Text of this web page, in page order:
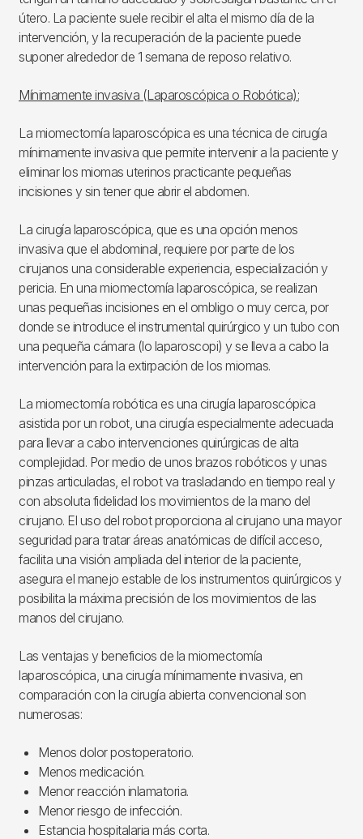
útero. La paciente suele recibir el alta el mismo día de la
intervención, y la recuperación de la paciente puede
suponer alrededor de 1 semana de reposo relativo.
Mínimamente invasiva (Laparoscópica o Robótica):
La miomectomía laparoscópica es una técnica de cirugía
mínimamente invasiva que permite intervenir a la paciente y
eliminar los miomas uterinos practicante pequeñas
incisiones y sin tener que abrir el abdomen.
La cirugía laparoscópica, que es una opción menos
invasiva que el abdominal, requiere por parte de los
cirujanos una considerable experiencia, especialización y
pericia. En una miomectomía laparoscópica, se realizan
unas pequeñas incisiones en el ombligo o muy cerca, por
donde se introduce el instrumental quirúrgico y un tubo con
una pequeña cámara (lo laparoscopi) y se lleva a cabo la
intervención para la extirpación de los miomas.
La miomectomía robótica es una cirugía laparoscópica
asistida por un robot, una cirugía especialmente adecuada
para llevar a cabo intervenciones quirúrgicas de alta
complejidad. Por medio de unos brazos robóticos y unas
pinzas articuladas, el robot va trasladando en tiempo real y
con absoluta fidelidad los movimientos de la mano del
cirujano. El uso del robot proporciona al cirujano una mayor
seguridad para tratar áreas anatómicas de difícil acceso,
facilita una visión ampliada del interior de la paciente,
asegura el manejo estable de los instrumentos quirúrgicos y
posibilita la máxima precisión de los movimientos de las
manos del cirujano.
Las ventajas y beneficios de la miomectomía
laparoscópica, una cirugía mínimamente invasiva, en
comparación con la cirugía abierta convencional son
numerosas:
Menos dolor postoperatorio.
Menos medicación.
Menor reacción inlamatoria.
Menor riesgo de infección.
Estancia hospitalaria más corta.